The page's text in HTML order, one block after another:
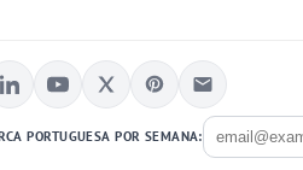
PORTUGUESA POR SEMANA: